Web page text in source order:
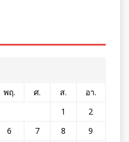
พฤ. ศ. ส.
อา.
1
2
6 7 8
9